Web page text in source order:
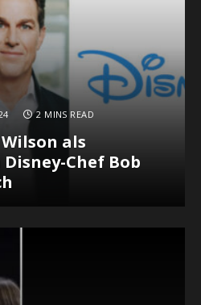
2 MINS READ
Wilson als
Chef Bob